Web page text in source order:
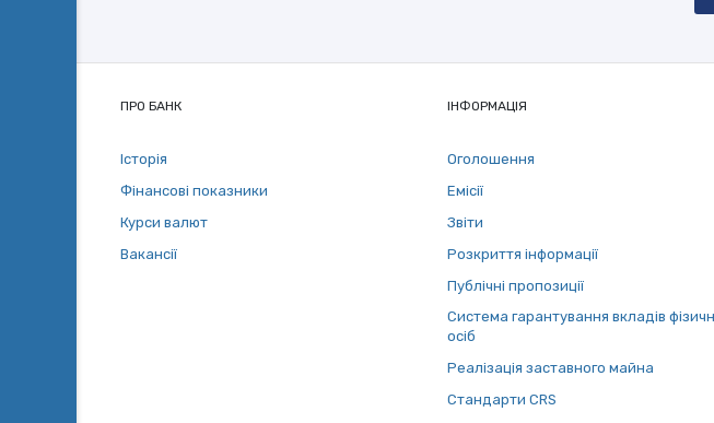
ПРО БАНК
Історія
Фінансові показники
Курси валют
Вакансії
ІНФОРМАЦІЯ
Оголошення
Емісії
Звіти
Розкриття інформації
Публічні пропозиції
Система гарантування вкладів
осіб
Реалізація заставного майна
Стандарти СRS